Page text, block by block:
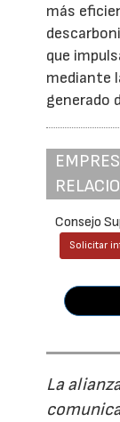
más
que
mediante
generado
Consejo
Solicitar
La